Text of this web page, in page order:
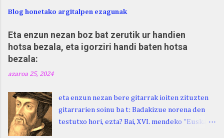
Blog honetako argitalpen ezagunak
Eta enzun nezan boz bat zerutik ur handien
hotsa bezala, eta igorziri handi baten hotsa
bezala:
azaroa 25, 2024
eta enzun nezan bere gitarrak ioiten zituzten
gitarrarien soinu ba t: Badakizue norena den
testutxo hori, ezta? Bai, XVI. mendeko "Euskara